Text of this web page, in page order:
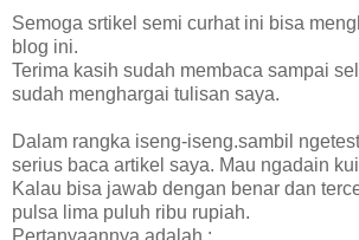
Semoga srtikel semi curhat ini bisa
blog ini.
Terima kasih sudah membaca sampai
sudah menghargai tulisan saya.
Dalam rangka iseng-iseng.sambil
serius baca artikel saya. Mau ngadain
Kalau bisa jawab dengan benar dan
pulsa lima puluh ribu rupiah.
Pertanyaannya adalah :